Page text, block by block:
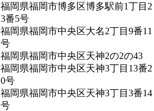
福岡県福岡市博多区博多駅前1丁目2
3番5号
福岡県福岡市中央区大名2丁目9番11
号
福岡県福岡市中央区天神2の2の43
福岡県福岡市中央区天神3丁目13番2
0号
福岡県福岡市中央区天神3丁目3番14
号